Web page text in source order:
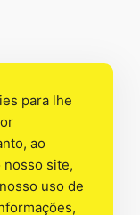
para lhe
ao
site,
uso de